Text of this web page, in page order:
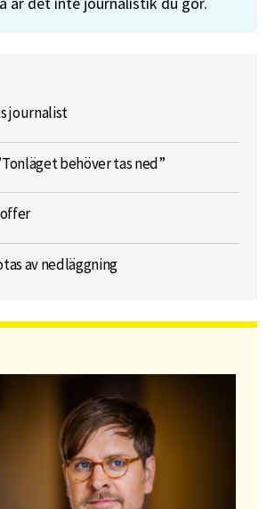
journalist
behöver tas ned”
av nedläggning